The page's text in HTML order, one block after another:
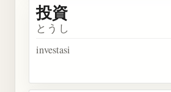
投資
とうし
investasi